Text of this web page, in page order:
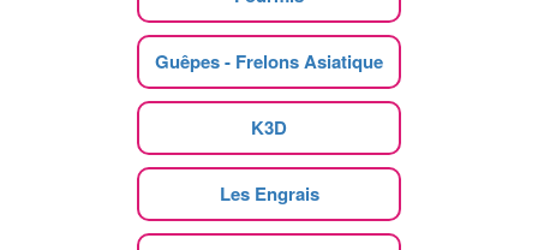
Guêpes - Frelons Asiatique
K3D
Les Engrais